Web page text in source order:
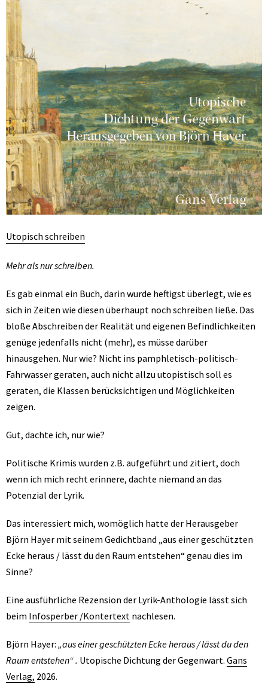
Utopisch schreiben
Mehr als nur schreiben.
Es gab einmal ein Buch, darin wurde heftigst überlegt, wie es
sich in Zeiten wie diesen überhaupt noch schreiben ließe. Das
bloße Abschreiben der Realität und eigenen Befindlichkeiten
genüge jedenfalls nicht (mehr), es müsse darüber
hinausgehen. Nur wie? Nicht ins pamphletisch-politisch-
Fahrwasser geraten, auch nicht allzu utopistisch soll es
geraten, die Klassen berücksichtigen und Möglichkeiten
zeigen.
Gut, dachte ich, nur wie?
Politische Krimis wurden z.B. aufgeführt und zitiert, doch
wenn ich mich recht erinnere, dachte niemand an das
Potenzial der Lyrik.
Das interessiert mich, womöglich hatte der Herausgeber
Björn Hayer mit seinem Gedichtband „aus einer geschützten
Ecke heraus / lässt du den Raum entstehen“ genau dies im
Sinne?
Eine ausführliche Rezension der Lyrik-Anthologie lässt sich
beim Infosperber /Kontertext nachlesen.
Björn Hayer: „aus einer geschützten Ecke heraus / lässt du den
Raum entstehen“ . Utopische Dichtung der Gegenwart. Gans
Verlag, 2026.